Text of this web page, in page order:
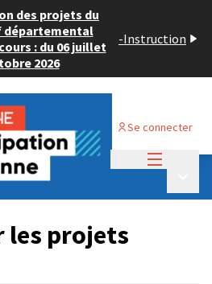
des projets du
: du 06 juillet
2026
-Instruction
Se connecter
2024
les projets